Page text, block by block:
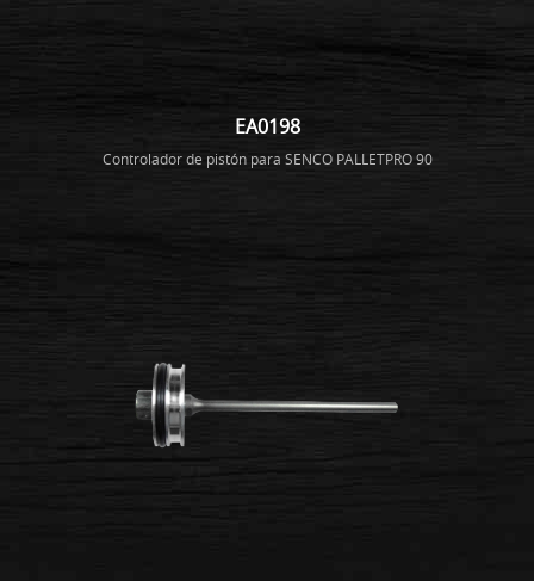
EA0198
Controlador de pistón para SENCO PALLETPRO 90